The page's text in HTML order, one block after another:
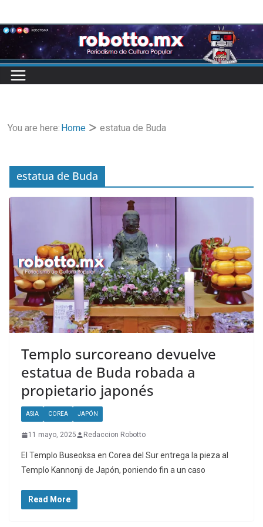
to
content
You are here: Home estatua de Buda
estatua de Buda
Templo surcoreano devuelve
estatua de Buda robada a
propietario japonés
ASIA COREA JAPÓN
11 mayo, 2025 Redaccion Robotto
El Templo Buseoksa en Corea del Sur entrega la pieza al
Templo Kannonji de Japón, poniendo fin a un caso
Read More